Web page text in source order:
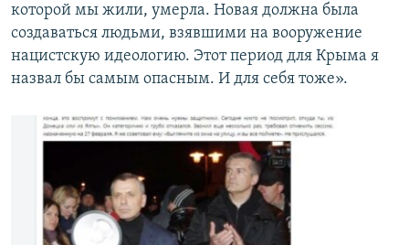
которой мы жили, умерла. Новая должна была
создаваться людьми, взявшими на вооружение
нацистскую идеологию. Этот период для Крыма я
назвал бы самым опасным. И для себя тоже».